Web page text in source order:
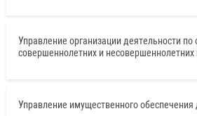
Управление организации деятельности по
совершеннолетних и несовершеннолетних
Управление имущественного обеспечения